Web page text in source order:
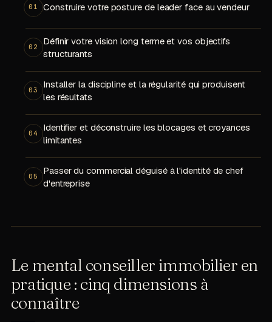
01 Construire votre posture de leader face au vendeur
02
Définir votre vision long terme et vos objectifs
structurants
03
Installer la discipline et la régularité qui produisent
les résultats
04
Identifier et déconstruire les blocages et croyances
limitantes
05
Passer du commercial déguisé à l'identité de chef
d'entreprise
Le mental conseiller immobilier en
pratique : cinq dimensions à
connaître